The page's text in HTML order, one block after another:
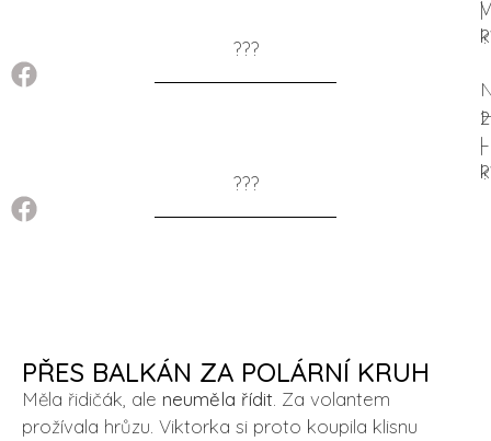
|
???
|–
???
PŘES BALKÁN ZA POLÁRNÍ KRUH
Měla řidičák, ale neuměla řídit . Za volantem
prožívala hrůzu. Viktorka si proto koupila klisnu